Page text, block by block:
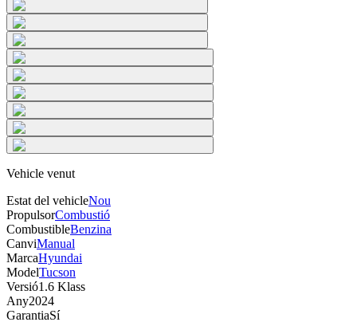
Vehicle venut
Estat del vehicleNou
PropulsorCombustió
CombustibleBenzina
CanviManual
MarcaHyundai
ModelTucson
Versió1.6 Klass
Any2024
GarantiaSí